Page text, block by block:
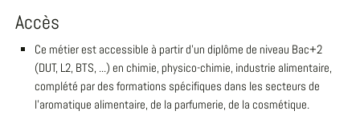
Accès
Ce métier est accessible à partir d'un diplôme de niveau Bac+2
(DUT, L2, BTS, ...) en chimie, physico-chimie, industrie alimentaire,
complété par des formations spécifiques dans les secteurs de
l'aromatique alimentaire, de la parfumerie, de la cosmétique.